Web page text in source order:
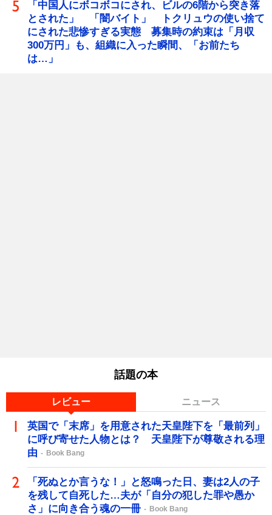
「中国人にボコボコにされ、ビルの6階から突き落
とされた」 「闇バイト」 トクリュウの使い捨て
にされた悲惨すぎる実態 募集時の約束は「月収
300万円」も、組織に入った瞬間、「お前たち
は…」
話題の本
レビュー ニュース
英国で「末席」を用意された天皇陛下を「最前列」
に呼び寄せた人物とは？ 天皇陛下が尊敬される理
由
Book Bang
「死ぬとか言うな！」と怒鳴った日、妻は2人の子
を残して自死した…夫が「自分の犯した罪や愚か
さ」に向き合う魂の一冊
Book Bang